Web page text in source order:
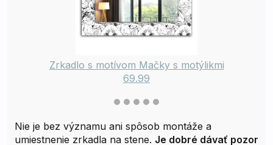
Zrkadlo s motívom Mačky s motýlikmi
69.99
Nie je bez významu ani spôsob montáže a
umiestnenie zrkadla na stene. Je dobré dávať pozor